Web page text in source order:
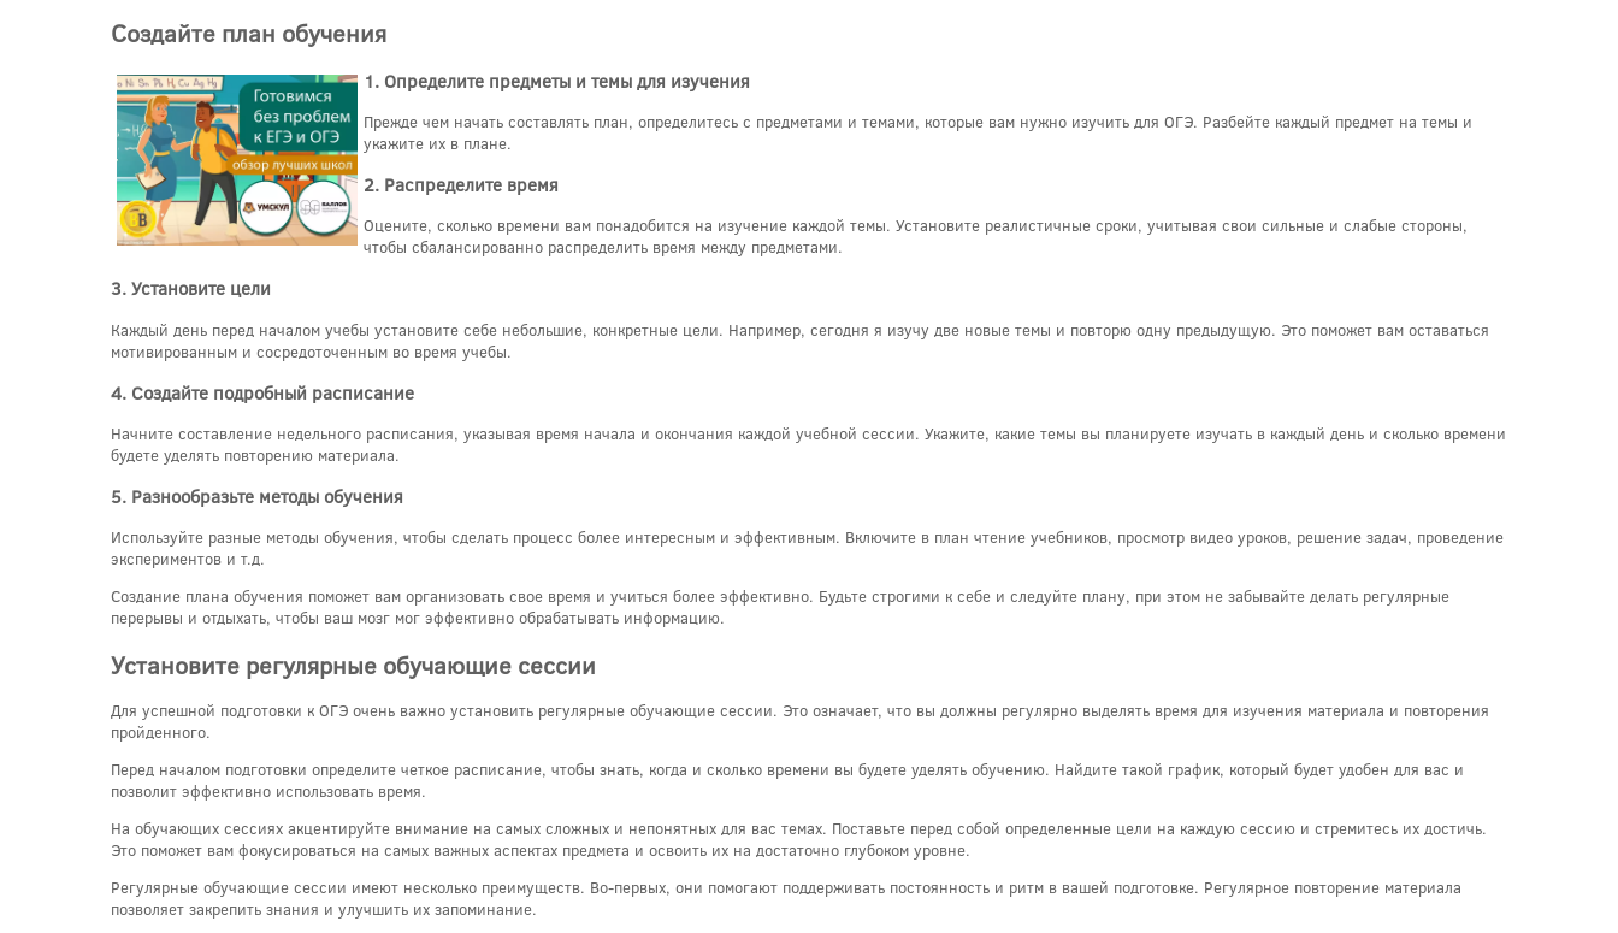
Создайте план обучения
1. Определите предметы и темы для изучения
Прежде чем начать составлять план, определитесь с предметами и темами, которые вам нужно изучить для ОГЭ. Разбейте каждый предмет на темы и
укажите их в плане.
2. Распределите время
Оцените, сколько времени вам понадобится на изучение каждой темы. Установите реалистичные сроки, учитывая свои сильные и слабые стороны,
чтобы сбалансированно распределить время между предметами.
3. Установите цели
Каждый день перед началом учебы установите себе небольшие, конкретные цели. Например, сегодня я изучу две новые темы и повторю одну предыдущую. Это поможет вам оставаться
мотивированным и сосредоточенным во время учебы.
4. Создайте подробный расписание
Начните составление недельного расписания, указывая время начала и окончания каждой учебной сессии. Укажите, какие темы вы планируете изучать в каждый день и сколько времени
будете уделять повторению материала.
5. Разнообразьте методы обучения
Используйте разные методы обучения, чтобы сделать процесс более интересным и эффективным. Включите в план чтение учебников, просмотр видео уроков, решение задач, проведение
экспериментов и т.д.
Создание плана обучения поможет вам организовать свое время и учиться более эффективно. Будьте строгими к себе и следуйте плану, при этом не забывайте делать регулярные
перерывы и отдыхать, чтобы ваш мозг мог эффективно обрабатывать информацию.
Установите регулярные обучающие сессии
Для успешной подготовки к ОГЭ очень важно установить регулярные обучающие сессии. Это означает, что вы должны регулярно выделять время для изучения материала и повторения
пройденного.
Перед началом подготовки определите четкое расписание, чтобы знать, когда и сколько времени вы будете уделять обучению. Найдите такой график, который будет удобен для вас и
позволит эффективно использовать время.
На обучающих сессиях акцентируйте внимание на самых сложных и непонятных для вас темах. Поставьте перед собой определенные цели на каждую сессию и стремитесь их достичь.
Это поможет вам фокусироваться на самых важных аспектах предмета и освоить их на достаточно глубоком уровне.
Регулярные обучающие сессии имеют несколько преимуществ. Во-первых, они помогают поддерживать постоянность и ритм в вашей подготовке. Регулярное повторение материала
позволяет закрепить знания и улучшить их запоминание.